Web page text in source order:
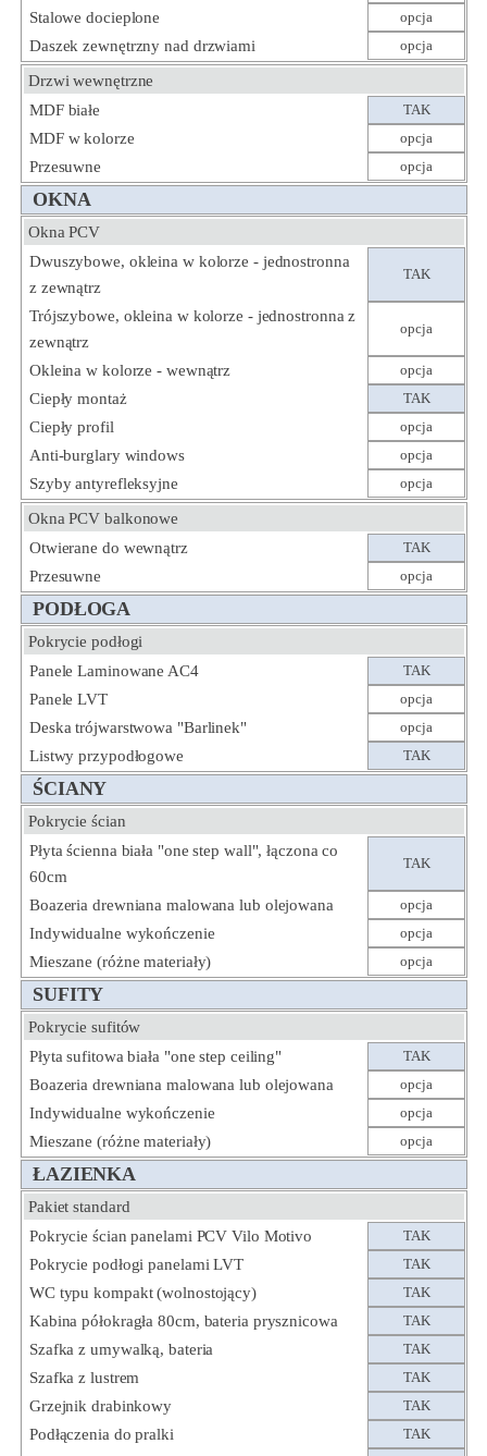
Stalowe docieplone opcja
Daszek zewnętrzny nad drzwiami opcja
Drzwi wewnętrzne
MDF białe
TAK
MDF w kolorze opcja
Przesuwne opcja
OKNA
Okna PCV
Dwuszybowe, okleina w kolorze - jednostronna
z zewnątrz
TAK
Trójszybowe, okleina w kolorze - jednostronna z
zewnątrz
opcja
Okleina w kolorze - wewnątrz opcja
Ciepły montaż TAK
Ciepły profil opcja
Anti-burglary windows opcja
Szyby antyrefleksyjne opcja
Okna PCV balkonowe
Otwierane do wewnątrz
TAK
Przesuwne opcja
PODŁOGA
Pokrycie podłogi
Panele Laminowane AC4
TAK
Panele LVT opcja
Deska trójwarstwowa "Barlinek" opcja
Listwy przypodłogowe TAK
ŚCIANY
Pokrycie ścian
Płyta ścienna biała "one step wall", łączona co
60cm
TAK
Boazeria drewniana malowana lub olejowana opcja
Indywidualne wykończenie opcja
Mieszane (różne materiały) opcja
SUFITY
Pokrycie sufitów
Płyta sufitowa biała "one step ceiling"
TAK
Boazeria drewniana malowana lub olejowana opcja
Indywidualne wykończenie opcja
Mieszane (różne materiały) opcja
ŁAZIENKA
Pakiet standard
Pokrycie ścian panelami PCV Vilo Motivo
TAK
Pokrycie podłogi panelami LVT TAK
WC typu kompakt (wolnostojący) TAK
Kabina półokragła 80cm, bateria prysznicowa TAK
Szafka z umywalką, bateria TAK
Szafka z lustrem TAK
Grzejnik drabinkowy TAK
Podłączenia do pralki TAK